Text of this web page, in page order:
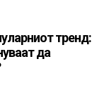
тренд:
да